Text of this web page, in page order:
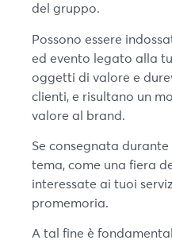
del gruppo.
Possono essere
ed evento legato alla
oggetti di valore e
clienti, e risultano un
valore al brand.
Se consegnata
tema, come una fiera
interessate ai tuoi
promemoria.
A tal fine è